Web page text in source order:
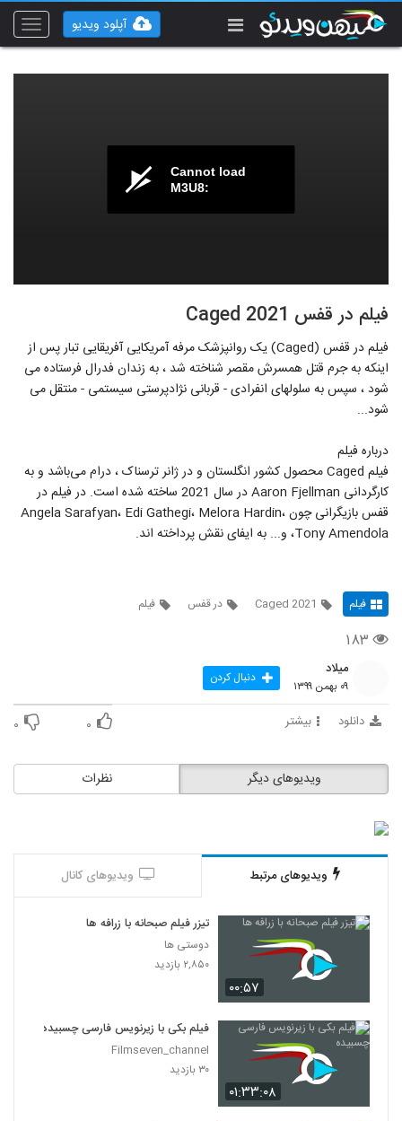
Toggle
آپلود ویدیو
Cannot load
M3U8:
فیلم در قفس Caged 2021
فیلم در قفس (Caged) یک روانپزشک مرفه آمریکایی آفریقایی تبار پس از
اینکه به جرم قتل همسرش مقصر شناخته شد ، به زندان فدرال فرستاده می
شود ، سپس به سلولهای انفرادی - قربانی نژادپرستی سیستمی - منتقل می
شود...
درباره فیلم
فیلم Caged محصول کشور انگلستان و در ژانر ترسناک ، درام می‌باشد و به
کارگردانی Aaron Fjellman در سال 2021 ساخته شده است. در فیلم در
قفس بازیگرانی چون Angela Sarafyan، Edi Gathegi، Melora Hardin،
Tony Amendola، و... به ایفای نقش پرداخته اند.
فیلم Caged 2021 در قفس فیلم
۱۸۳
میلاد
۰۹ بهمن ۱۳۹۹ دنبال کردن
دانلود بیشتر ۰ ۰
نظرات ویدیوهای دیگر
ویدیوهای مرتبط ویدیوهای کانال
۰۰:۵۷
تیزر فیلم صبحانه با زرافه ها
دوستی ها
۲,۸۵۰ بازدید
۰۱:۳۳:۰۸
فیلم بکی با زیرنویس فارسی چسبیده
Filmseven_channel
۳۰ بازدید